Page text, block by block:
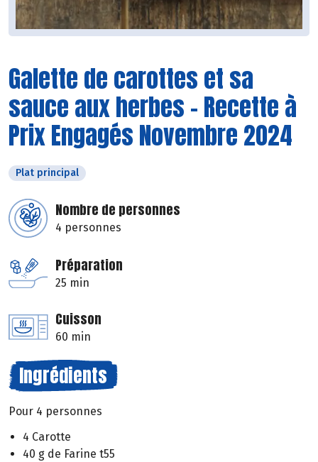
Galette de carottes et sa
sauce aux herbes - Recette à
Prix Engagés Novembre 2024
Plat principal
Nombre de personnes
4 personnes
Préparation
25 min
Cuisson
60 min
Ingrédients
Pour 4 personnes
4 Carotte
40 g de Farine t55